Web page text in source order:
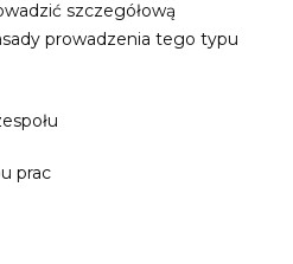
szczegółową
prowadzenia tego typu
prac